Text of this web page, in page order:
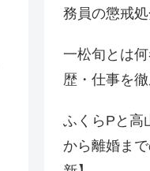
務員の懲戒
一松旬とは
歴・仕事を
ふくらPと高
から離婚ま